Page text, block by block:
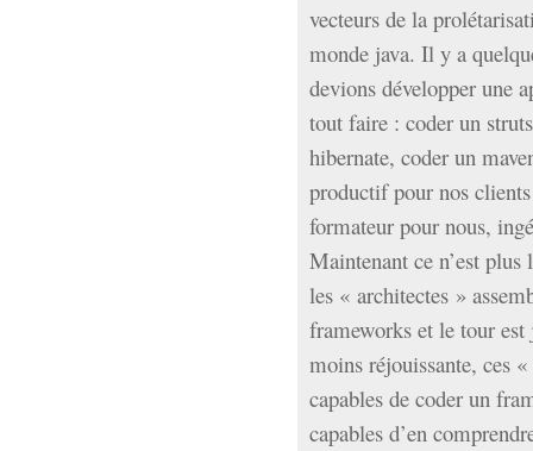
vecteurs de la
monde java. Il y a
devions développer une
tout faire : coder un
hibernate, coder un
productif pour nos
formateur pour nous,
Maintenant ce n’est
les « architectes »
frameworks et le tour est
moins réjouissante, ces
capables de coder un
capables d’en